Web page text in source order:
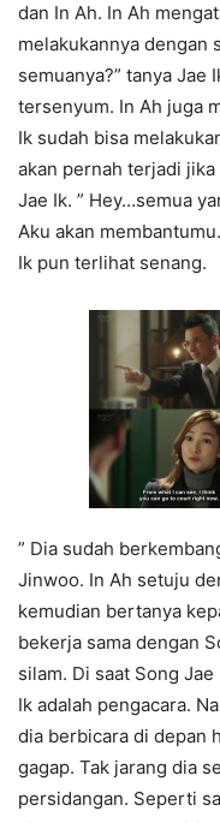
dan In Ah. In Ah
melakukannya dengan
semuanya?” tanya Jae
tersenyum. In Ah juga
Ik sudah bisa
akan pernah terjadi
Jae Ik. ” Hey…semua
Aku akan
Ik pun terlihat senang.
” Dia sudah
Jinwoo. In Ah setuju
kemudian bertanya
bekerja sama dengan
silam. Di saat Song
Ik adalah pengacara.
dia berbicara di depan
gagap. Tak jarang dia
persidangan. Seperti